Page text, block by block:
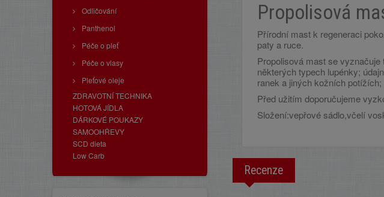
Odličování
Panthenol
Péče o pleť
Péče o vlasy
Pleťové oleje
ZDRAVOTNÍ TECHNIKA
HOTOVÁ JÍDLA
DÁRKOVÉ POUKAZY
SAMOOHŘEVY
SCD dieta
Low Carb
Propolisová
Přírodní mast k regeneraci
paty a ruce.
Propolisová mast se
některých typech lupénky;
ranek a jiných kožních potížích;
Před užitím doporučujeme
Složení:vepřové sádlo,včelí
Recenze